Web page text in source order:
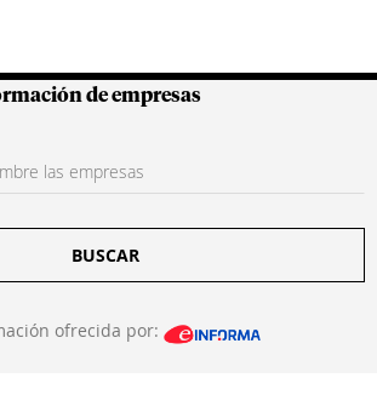
Colombianas
de empresas
BUSCAR
ofrecida por: